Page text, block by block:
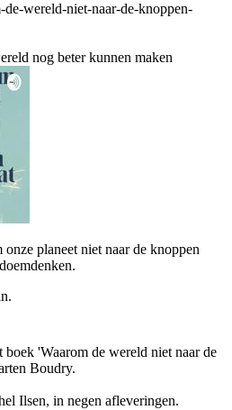
wereld-niet-naar-de-knoppen-
nog beter kunnen maken
planeet niet naar de knoppen
boek 'Waarom de wereld niet naar de
Boudry.
Ilsen, in negen afleveringen.